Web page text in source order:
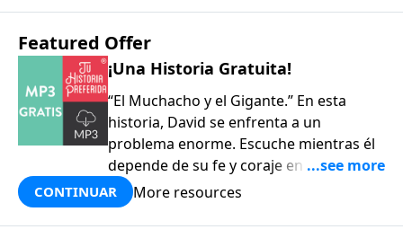
Featured Offer
¡Una Historia Gratuita!
“El Muchacho y el Gigante.” En esta
historia, David se enfrenta a un
problema enorme. Escuche mientras él
depende de su fe y coraje en la batalla
contra el poderoso Goliat. ¡Buena para
toda la familia!
CONTINUAR More resources